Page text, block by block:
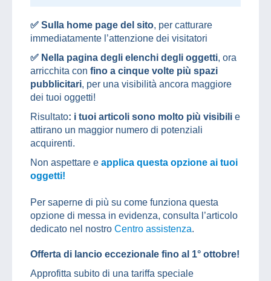
✅ Sulla home page del sito, per catturare
immediatamente l’attenzione dei visitatori
✅ Nella pagina degli elenchi degli oggetti, ora
arricchita con fino a cinque volte più spazi
pubblicitari, per una visibilità ancora maggiore
dei tuoi oggetti!
Risultato: i tuoi articoli sono molto più visibili e
attirano un maggior numero di potenziali
acquirenti.
Non aspettare e applica questa opzione ai tuoi
oggetti!
Per saperne di più su come funziona questa
opzione di messa in evidenza, consulta l’articolo
dedicato nel nostro Centro assistenza.
Offerta di lancio eccezionale fino al 1° ottobre!
Approfitta subito di una tariffa speciale